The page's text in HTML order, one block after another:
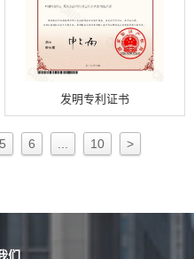
发明专利证书
5 6 10 >
们